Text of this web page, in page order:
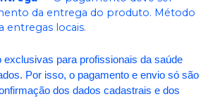
da entrega do produto. Método
entregas locais.
exclusivas para profissionais da saúde
Por isso, o pagamento e envio só são
dos dados cadastrais e dos